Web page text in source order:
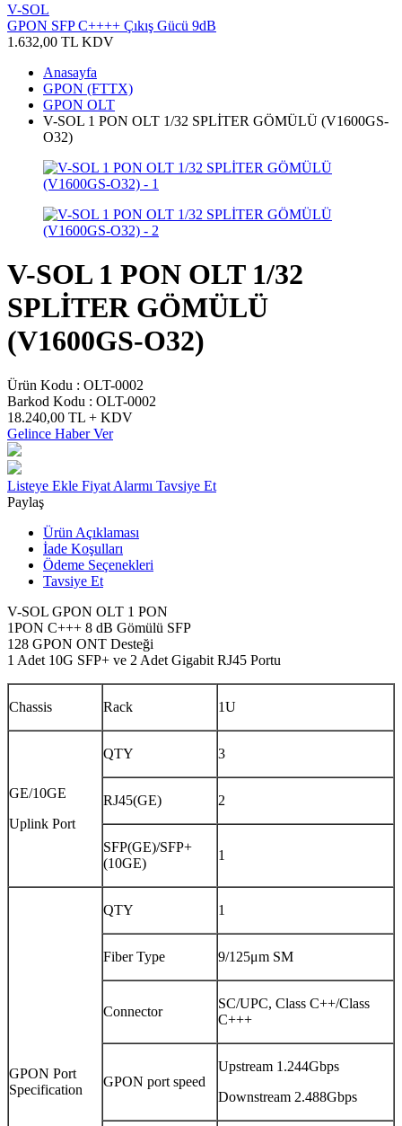
V-SOL
GPON SFP C++++ Çıkış Gücü 9dB
1.632,00 TL KDV
Anasayfa
GPON (FTTX)
GPON OLT
V-SOL 1 PON OLT 1/32 SPLİTER GÖMÜLÜ (V1600GS-
O32)
V-SOL 1 PON OLT 1/32
SPLİTER GÖMÜLÜ
(V1600GS-O32)
Ürün Kodu : OLT-0002
Barkod Kodu : OLT-0002
18.240,00 TL + KDV
Gelince Haber Ver
Listeye Ekle Fiyat Alarmı Tavsiye Et
Paylaş
Ürün Açıklaması
İade Koşulları
Ödeme Seçenekleri
Tavsiye Et
V-SOL GPON OLT 1 PON
1PON C+++ 8 dB Gömülü SFP
128 GPON ONT Desteği
1 Adet 10G SFP+ ve 2 Adet Gigabit RJ45 Portu
Chassis Rack 1U
GE/10GE
Uplink Port
QTY 3
RJ45(GE) 2
SFP(GE)/SFP+
(10GE)
1
GPON Port
Specification
QTY 1
Fiber Type 9/125μm SM
Connector
SC/UPC, Class C++/Class
C+++
GPON port speed
Upstream 1.244Gbps
Downstream 2.488Gbps